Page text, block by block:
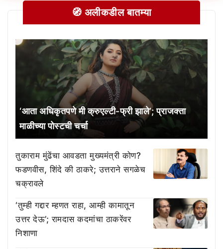
🧭 अलीकडील बातम्या
‘आता अधिकृतपणे मी क्रुएल्टी-फ्री झाले’; प्राजक्ता
माळीच्या पोस्टची चर्चा
तुकाराम मुंढेंचा आवडता मुख्यमंत्री कोण?
फडणवीस, शिंदे की ठाकरे; उत्तराने सगळेच
चक्रावले
‘तुम्ही गद्दार म्हणत राहा, आम्ही कामातून
उत्तर देऊ’; रामदास कदमांचा ठाकरेंवर
निशाणा